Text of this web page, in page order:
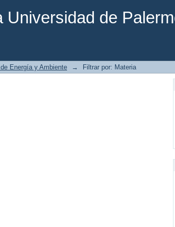
Universidad de
Energía y Ambiente → Filtrar por: Materia